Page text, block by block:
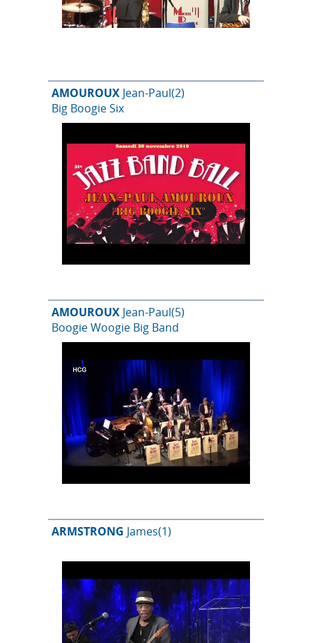
AMOUROUX Jean-Paul(2)
Big Boogie Six
AMOUROUX Jean-Paul(5)
Boogie Woogie Big Band
ARMSTRONG James(1)